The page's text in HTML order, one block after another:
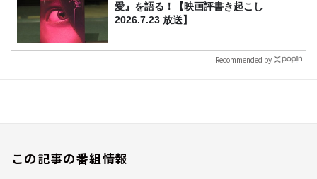
愛』を語る！【映画評書き起こし
2026.7.23 放送】
Recommended by
この記事の番組情報